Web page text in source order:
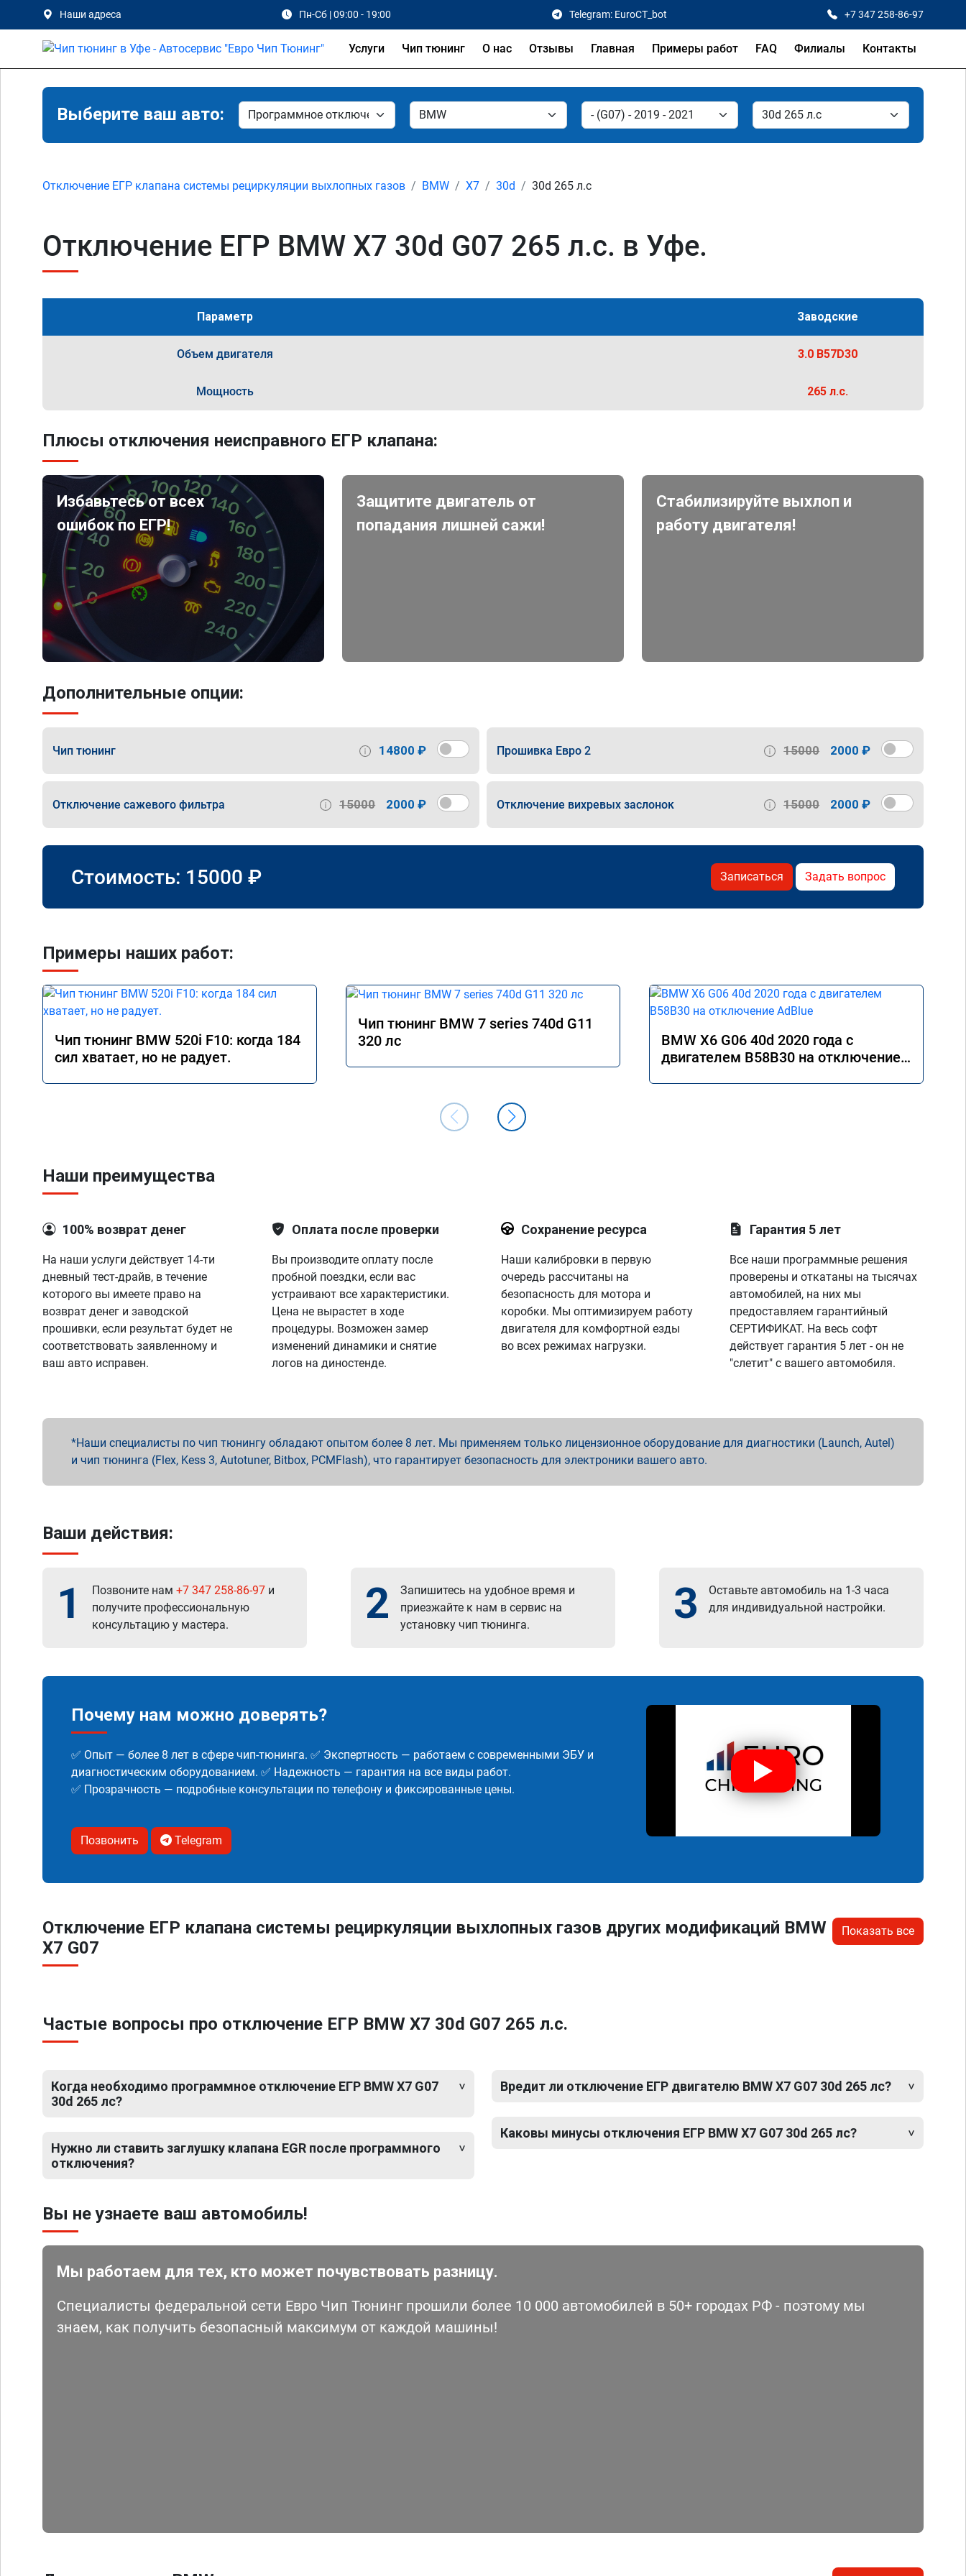
Наши адреса Пн-Сб | 09:00 - 19:00 Telegram: EuroCT_bot +7 347 258-86-97
Услуги Чип тюнинг О нас Отзывы Главная Примеры работ FAQ Филиалы Контакты
Выберите ваш авто:
Отключение ЕГР клапана системы рециркуляции выхлопных газов BMW X7 30d 30d 265 л.с
Отключение ЕГР BMW X7 30d G07 265 л.с. в Уфе.
Параметр Заводские
Объем двигателя 3.0 B57D30
Мощность 265 л.с.
Плюсы отключения неисправного ЕГР клапана:
Избавьтесь от всех
ошибок по ЕГР!
Защитите двигатель от
попадания лишней сажи!
Стабилизируйте выхлоп и
работу двигателя!
Дополнительные опции:
Чип тюнинг 14800 ₽ Прошивка Евро 2 15000 2000 ₽
Отключение сажевого фильтра 15000 2000 ₽ Отключение вихревых заслонок 15000 2000 ₽
Стоимость: 15000 ₽ Записаться Задать вопрос
Примеры наших работ:
Чип тюнинг BMW 520i F10: когда 184
сил хватает, но не радует.
Чип тюнинг BMW 7 series 740d G11
320 лс
BMW X6 G06 40d 2020 года с
двигателем B58B30 на отключение
Наши преимущества
100% возврат денег
На наши услуги действует 14-ти
дневный тест-драйв, в течение
которого вы имеете право на
возврат денег и заводской
прошивки, если результат будет не
соответствовать заявленному и
ваш авто исправен.
Оплата после проверки
Вы производите оплату после
пробной поездки, если вас
устраивают все характеристики.
Цена не вырастет в ходе
процедуры. Возможен замер
изменений динамики и снятие
логов на диностенде.
Сохранение ресурса
Наши калибровки в первую
очередь рассчитаны на
безопасность для мотора и
коробки. Мы оптимизируем работу
двигателя для комфортной езды
во всех режимах нагрузки.
Гарантия 5 лет
Все наши программные решения
проверены и откатаны на тысячах
автомобилей, на них мы
предоставляем гарантийный
СЕРТИФИКАТ. На весь софт
действует гарантия 5 лет - он не
"слетит" с вашего автомобиля.
Наши специалисты по чип тюнингу обладают опытом более 8 лет. Мы применяем только лицензионное оборудование для диагностики (Launch, Autel)
и чип тюнинга (Flex, Kess 3, Autotuner, Bitbox, PCMFlash), что гарантирует безопасность для электроники вашего авто.
Ваши действия:
1 Позвоните нам +7 347 258-86-97 и
получите профессиональную
консультацию у мастера.
2
Запишитесь на удобное время и
приезжайте к нам в сервис на
установку чип тюнинга.
3
Оставьте автомобиль на 1-3 часа
для индивидуальной настройки.
Почему нам можно доверять?
✅ Опыт — более 8 лет в сфере чип-тюнинга. ✅ Экспертность — работаем с современными ЭБУ и
диагностическим оборудованием. ✅ Надежность — гарантия на все виды работ.
✅ Прозрачность — подробные консультации по телефону и фиксированные цены.
Позвонить Telegram
Отключение ЕГР клапана системы рециркуляции выхлопных газов других модификаций BMW
X7 G07
Показать все
Частые вопросы про отключение ЕГР BMW X7 30d G07 265 л.с.
Когда необходимо программное отключение ЕГР BMW X7 G07
30d 265 лс?
Нужно ли ставить заглушку клапана EGR после программного
отключения?
Вредит ли отключение ЕГР двигателю BMW X7 G07 30d 265 лс?
Каковы минусы отключения ЕГР BMW X7 G07 30d 265 лс?
Вы не узнаете ваш автомобиль!
Мы работаем для тех, кто может почувствовать разницу.
Специалисты федеральной сети Евро Чип Тюнинг прошили более 10 000 автомобилей в 50+ городах РФ - поэтому мы
знаем, как получить безопасный максимум от каждой машины!